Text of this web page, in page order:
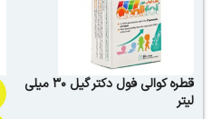
قطره کوالی فول دکتر گیل 30 میلی
لیتر